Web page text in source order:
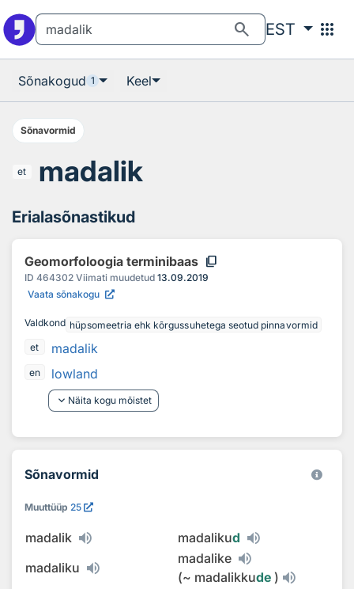
search EST apps
Sõnakogud 1 Keel
Sõnavormid
et madalik
Erialasõnastikud
Geomorfoloogia terminibaas content_copy
ID 464302 Viimati muudetud 13.09.2019
Vaata sõnakogu
Valdkond hüpsomeetria ehk kõrgussuhetega seotud pinnavormid
et
madalik
en
lowland
keyboard_arrow_down Näita kogu mõistet
Sõnavormid
Muuttüüp 25
madalik madalikud
madaliku
madalike
(~ madalikkude )